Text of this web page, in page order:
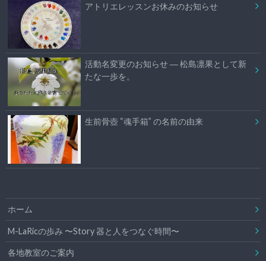
アトリエレッスンお休みのお知らせ
活動名変更のお知らせ ― 松島凛果として新
たな一歩を。
生前骨壺 “魂手箱” の名前の由来
ホーム
M-LaRicの歩み 〜Story 器と人をつなぐ時間〜
各地教室のご案内